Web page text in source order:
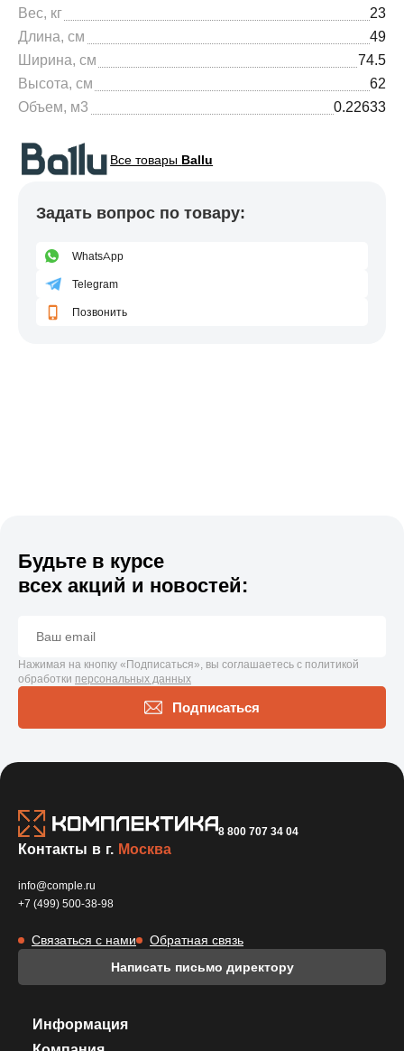
Вес, кг
23
Длина, см
49
Ширина, см
74.5
Высота, см
62
Объем, м3
0.22633
Все товары Ballu
Задать вопрос по товару:
WhatsApp
Telegram
Позвонить
Будьте в курсе
всех акций и новостей:
Нажимая на кнопку «Подписаться», вы соглашаетесь с политикой
обработки персональных данных
Подписаться
8 800 707 34 04
Написать письмо директору
Информация
Контакты в г. Москва
info@comple.ru
+7 (499) 500-38-98
Связаться с нами Обратная связь